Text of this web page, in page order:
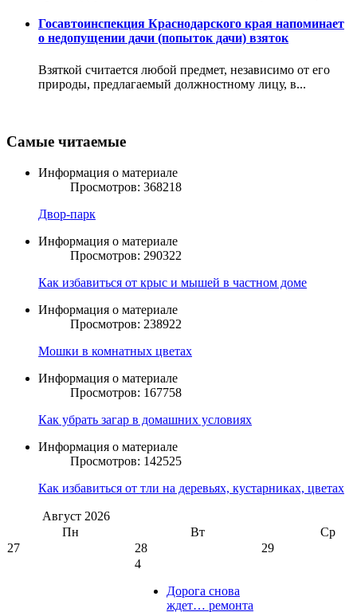
Госавтоинспекция Краснодарского края напоминает
о недопущении дачи (попыток дачи) взяток
Взяткой считается любой предмет, независимо от его
природы, предлагаемый должностному лицу, в...
Самые читаемые
Информация о материале
Просмотров: 368218
Двор-парк
Информация о материале
Просмотров: 290322
Как избавиться от крыс и мышей в частном доме
Информация о материале
Просмотров: 238922
Мошки в комнатных цветах
Информация о материале
Просмотров: 167758
Как убрать загар в домашних условиях
Информация о материале
Просмотров: 142525
Как избавиться от тли на деревьях, кустарниках, цветах
Август 2026
Пн
Вт
Ср
27
28
29
4
Дорога снова
ждет… ремонта